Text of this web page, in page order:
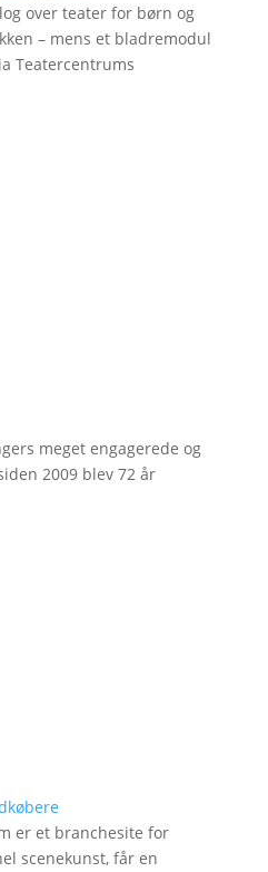
over teater for børn og
– mens et bladremodul
Teatercentrums
meget engagerede og
2009 blev 72 år
er et branchesite for
scenekunst, får en